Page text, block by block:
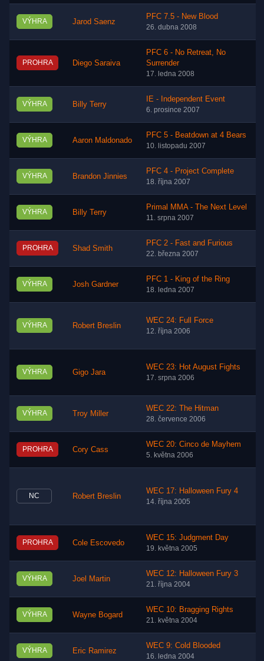
VÝHRA Jarod Saenz
PFC 7.5 - New Blood
26. dubna 2008
PROHRA Diego Saraiva
PFC 6 - No Retreat, No
Surrender
17. ledna 2008
VÝHRA Billy Terry
IE - Independent Event
6. prosince 2007
VÝHRA Aaron Maldonado
PFC 5 - Beatdown at 4 Bears
10. listopadu 2007
VÝHRA Brandon Jinnies
PFC 4 - Project Complete
18. října 2007
VÝHRA Billy Terry
Primal MMA - The Next Level
11. srpna 2007
PROHRA Shad Smith
PFC 2 - Fast and Furious
22. března 2007
VÝHRA Josh Gardner
PFC 1 - King of the Ring
18. ledna 2007
VÝHRA Robert Breslin
WEC 24: Full Force
12. října 2006
VÝHRA Gigo Jara
WEC 23: Hot August Fights
17. srpna 2006
VÝHRA Troy Miller
WEC 22: The Hitman
28. července 2006
PROHRA Cory Cass
WEC 20: Cinco de Mayhem
5. května 2006
NC Robert Breslin
WEC 17: Halloween Fury 4
14. října 2005
PROHRA Cole Escovedo
WEC 15: Judgment Day
19. května 2005
VÝHRA Joel Martin
WEC 12: Halloween Fury 3
21. října 2004
VÝHRA Wayne Bogard
WEC 10: Bragging Rights
21. května 2004
VÝHRA Eric Ramirez
WEC 9: Cold Blooded
16. ledna 2004